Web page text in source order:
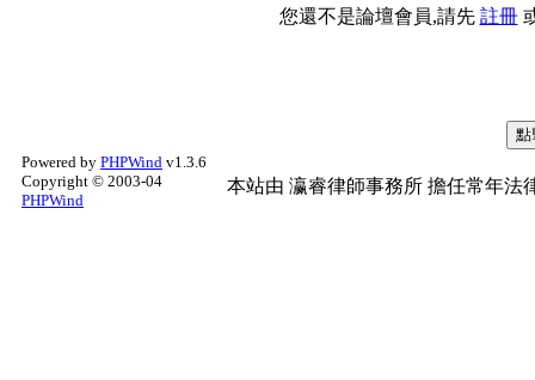
您還不是論壇會員,請先 註冊
Powered by PHPWind v1.3.6
Copyright © 2003-04
PHPWind
本站由 瀛睿律師事務所 擔任常年法